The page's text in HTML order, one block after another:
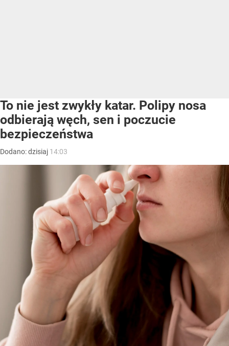
To nie jest zwykły katar. Polipy nosa
odbierają węch, sen i poczucie
bezpieczeństwa
Dodano:dzisiaj 14:03